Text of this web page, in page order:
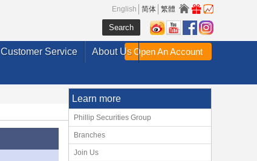
English 简体 繁體
Customer Service About UsOpen An Account
Learn more
Phillip Securities Group
Branches
Join Us